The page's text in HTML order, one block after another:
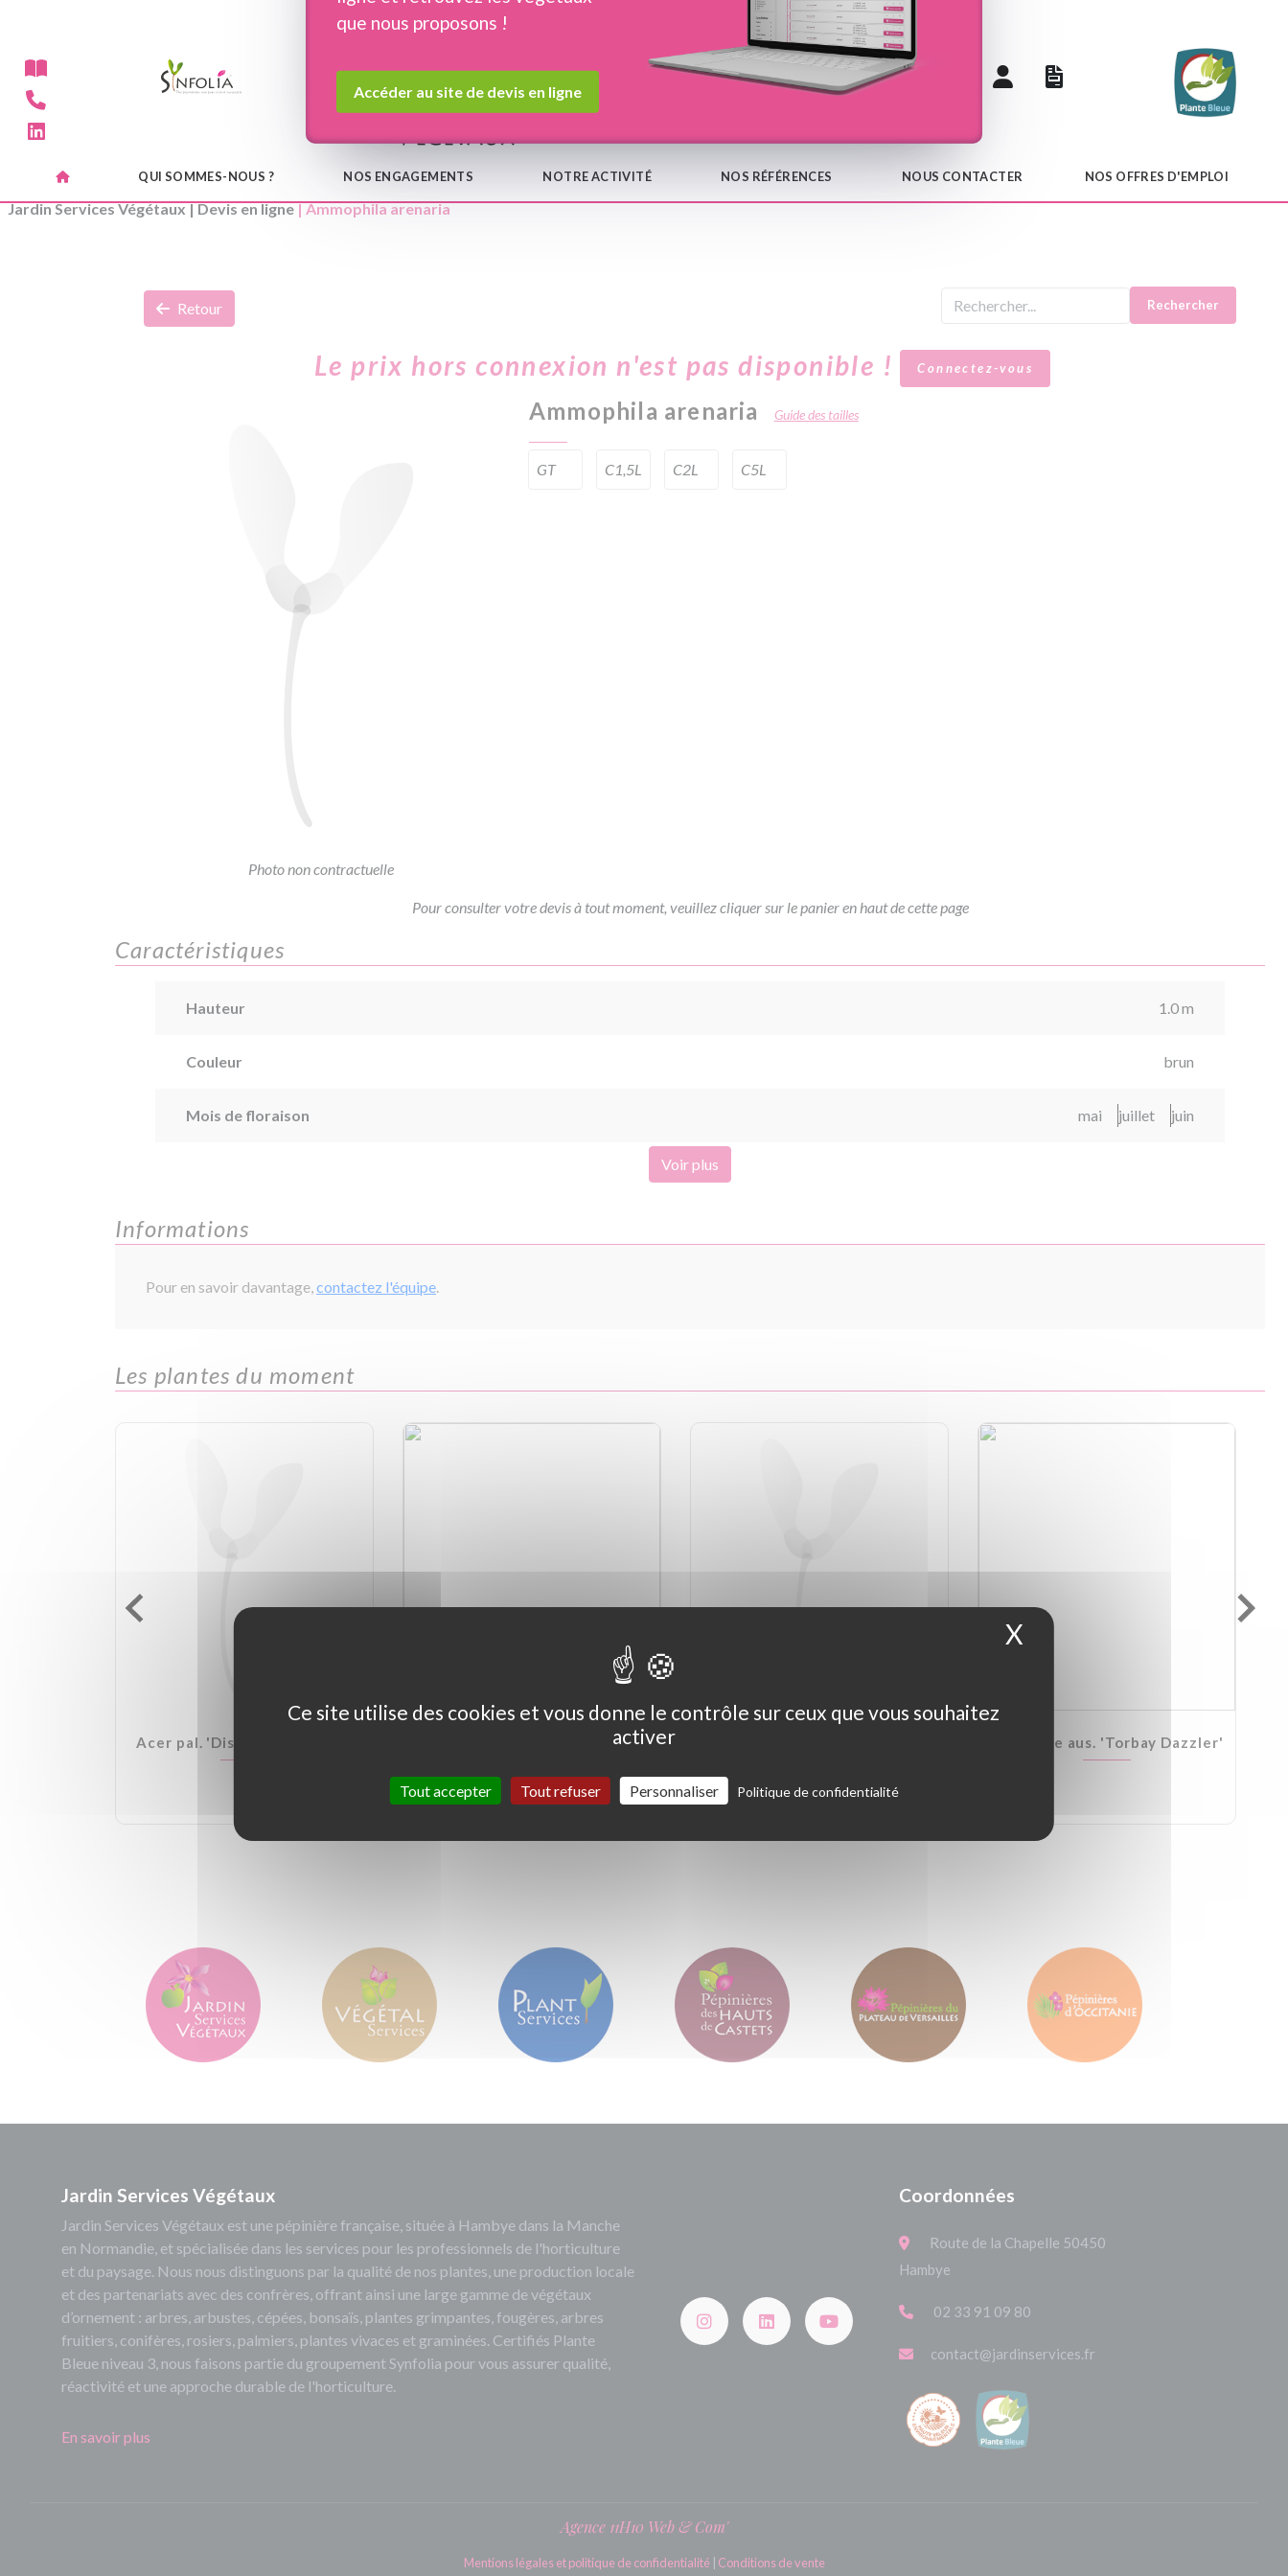
Devis en ligne Notre catalogue
QUI SOMMES-NOUS ? NOS ENGAGEMENTS NOTRE ACTIVITÉ NOS RÉFÉRENCES NOUS CONTACTER NOS OFFRES D'EMPLOI
que nous proposons !
Accéder au site de devis en ligne
Jardin Services Végétaux|Devis en ligne| Ammophila arenaria
Retour Rechercher
Le prix hors connexion n'est pas disponible ! Connectez-vous
Photo non contractuelle
Ammophila arenaria Guide des tailles
GT C1,5L C2L C5L
Pour consulter votre devis à tout moment, veuillez cliquer sur le panier en haut de cette page
Caractéristiques
Hauteur 1.0 m
Couleur brun
Mois de floraison mai juillet juin
Voir plus
Informations
Pour en savoir davantage,contactez l'équipe.
Les plantes du moment
Acer pal. 'Dissectum Garnet' Ceanothus thyrs. 'Skylark' Cordyline aus. 'Torbay Dazzler'
Jardin Services Végétaux
Jardin Services Végétaux est une pépinière française, située à Hambye dans la Manche
en Normandie, et spécialisée dans les services pour les professionnels de l'horticulture
et du paysage. Nous nous distinguons par la qualité de nos plantes, une production locale
et des partenariats avec des confrères, offrant ainsi une large gamme de végétaux
d’ornement : arbres, arbustes, cépées, bonsaïs, plantes grimpantes, fougères, arbres
fruitiers, conifères, rosiers, palmiers, plantes vivaces et graminées. Certifiés Plante
Bleue niveau 3, nous faisons partie du groupement Synfolia pour vous assurer qualité,
réactivité et une approche durable de l'horticulture.
En savoir plus
Coordonnées
Route de la Chapelle 50450
Hambye
02 33 91 09 80
contact@jardinservices.fr
Agence 11H10 Web & Com'
Mentions légales et politique de confidentialité Conditions de vente
Ce site utilise des cookies et vous donne le contrôle sur ceux que vous souhaitez
activer
Tout accepter Tout refuser Personnaliser Politique de confidentialité
X Masquer le bandeau